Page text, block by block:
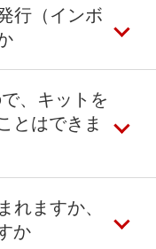
了承ください
ります
となります
ご希望の方は当
さい
日祝休み）
行（インボ
ので、当サイ
文ください
も行なってお
キットのご購入
ォームより「領
ださい 宛名変更
とはできま
了後、お問合せ
上、「普通封
れますか、
か